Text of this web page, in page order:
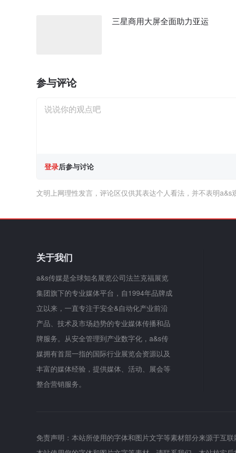
三星商用大屏全面助力亚运
参与评论
登录后参与讨论
文明上网理性发言，评论区仅供其表达个人看法，并不表明a&s
关于我们
a&s传媒是全球知名展览公司法兰克福展览
集团旗下的专业媒体平台，自1994年品牌成
立以来，一直专注于安全&自动化产业前沿
产品、技术及市场趋势的专业媒体传播和品
牌服务。从安全管理到产业数字化，a&s传
媒拥有首屈一指的国际行业展览会资源以及
丰富的媒体经验，提供媒体、活动、展会等
整合营销服务。
免责声明：本站所使用的字体和图片文字等素材部分来源于互